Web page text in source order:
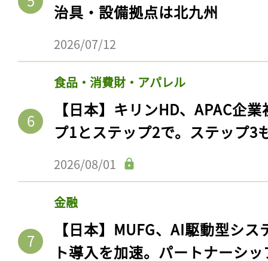
治具・設備拠点は北九州
2026/07/12
食品・消費財・アパレル
【日本】キリンHD、APAC企
プ1とステップ2で。ステップ3
2026/08/01
金融
【日本】MUFG、AI駆動型シ
ト導入を加速。パートナーシ